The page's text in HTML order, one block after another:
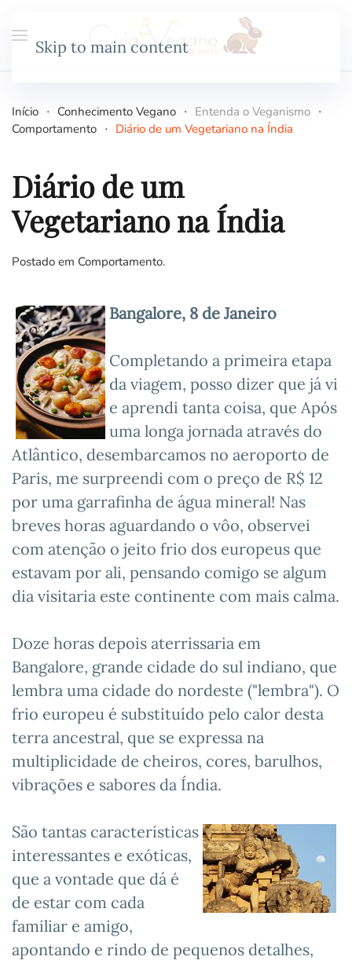
Skip to main content
Início Conhecimento Vegano
Entenda o Veganismo
Comportamento
Diário de um Vegetariano na Índia
Diário de um
Vegetariano na Índia
Postado em Comportamento.
Bangalore, 8 de Janeiro
Completando a primeira etapa
da viagem, posso dizer que já vi
e aprendi tanta coisa, que Após
uma longa jornada através do
Atlântico, desembarcamos no aeroporto de
Paris, me surpreendi com o preço de R$ 12
por uma garrafinha de água mineral! Nas
breves horas aguardando o vôo, observei
com atenção o jeito frio dos europeus que
estavam por ali, pensando comigo se algum
dia visitaria este continente com mais calma.
Doze horas depois aterrissaria em
Bangalore, grande cidade do sul indiano, que
lembra uma cidade do nordeste ("lembra"). O
frio europeu é substituído pelo calor desta
terra ancestral, que se expressa na
multiplicidade de cheiros, cores, barulhos,
vibrações e sabores da Índia.
São tantas características
interessantes e exóticas,
que a vontade que dá é
de estar com cada
familiar e amigo,
apontando e rindo de pequenos detalhes,